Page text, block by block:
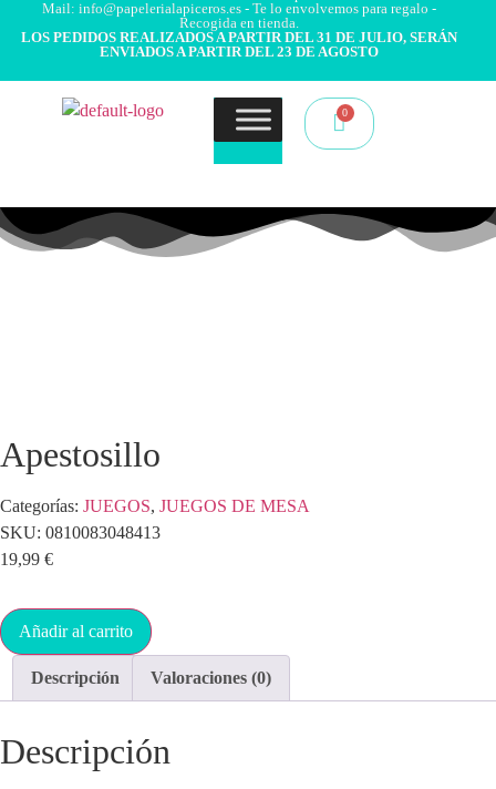
Mail: info@papelerialapiceros.es - Te lo envolvemos para regalo -
Recogida en tienda.
LOS PEDIDOS REALIZADOS A PARTIR DEL 31 DE JULIO, SERÁN
ENVIADOS A PARTIR DEL 23 DE AGOSTO
Apestosillo
Categorías: JUEGOS, JUEGOS DE MESA
SKU: 0810083048413
19,99 €
Añadir al carrito
Descripción Valoraciones (0)
Descripción